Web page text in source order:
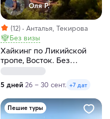
Оля Р.
(12)
Анталья, Текирова
Без визы
Хайкинг по Ликийской
тропе, Восток. Без
рюкзаков с отелями
5 дней 26 – 30 сент. +7 дат
Пешие туры